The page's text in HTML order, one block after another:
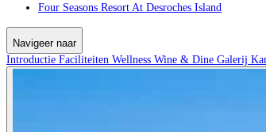
Four Seasons Resort At Desroches Island
Navigeer naar
Introductie Faciliteiten Wellness Wine & Dine Galerij